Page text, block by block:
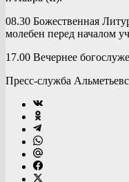
08.30 Божественная
молебен перед началом
17.00 Вечернее
Пресс-служба